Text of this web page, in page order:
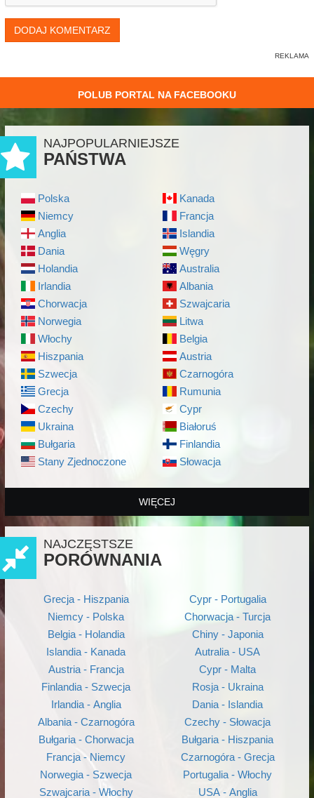
DODAJ KOMENTARZ
POLUB PORTAL NA FACEBOOKU
NAJPOPULARNIEJSZE
PAŃSTWA
Polska
Niemcy
Anglia
Dania
Holandia
Irlandia
Chorwacja
Norwegia
Włochy
Hiszpania
Szwecja
Grecja
Czechy
Ukraina
Bułgaria
Stany Zjednoczone
Kanada
Francja
Islandia
Węgry
Australia
Albania
Szwajcaria
Litwa
Belgia
Austria
Czarnogóra
Rumunia
Cypr
Białoruś
Finlandia
Słowacja
WIĘCEJ
NAJCZĘSTSZE
PORÓWNANIA
Grecja - Hiszpania
Niemcy - Polska
Belgia - Holandia
Islandia - Kanada
Austria - Francja
Finlandia - Szwecja
Irlandia - Anglia
Albania - Czarnogóra
Bułgaria - Chorwacja
Francja - Niemcy
Norwegia - Szwecja
Szwajcaria - Włochy
Cypr - Portugalia
Chorwacja - Turcja
Chiny - Japonia
Autralia - USA
Cypr - Malta
Rosja - Ukraina
Dania - Islandia
Czechy - Słowacja
Bułgaria - Hiszpania
Czarnogóra - Grecja
Portugalia - Włochy
USA - Anglia